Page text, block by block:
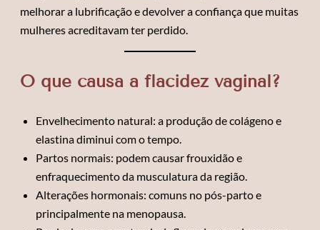
melhorar a lubrificação e devolver a confiança que muitas
mulheres acreditavam ter perdido.
O que causa a flacidez vaginal?
Envelhecimento natural: a produção de colágeno e
elastina diminui com o tempo.
Partos normais: podem causar frouxidão e
enfraquecimento da musculatura da região.
Alterações hormonais: comuns no pós-parto e
principalmente na menopausa.